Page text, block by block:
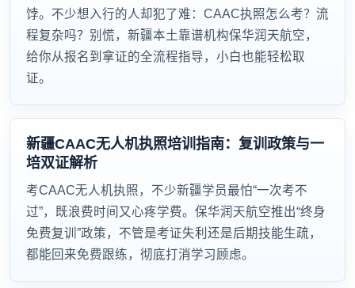
饽。不少想入行的人却犯了难：CAAC执照怎么考？流
程复杂吗？别慌，新疆本土靠谱机构保华润天航空，
给你从报名到拿证的全流程指导，小白也能轻松取
证。
新疆CAAC无人机执照培训指南：复训政策与一
培双证解析
考CAAC无人机执照，不少新疆学员最怕“一次考不
过”，既浪费时间又心疼学费。保华润天航空推出“终身
免费复训”政策，不管是考证失利还是后期技能生疏，
都能回来免费跟练，彻底打消学习顾虑。